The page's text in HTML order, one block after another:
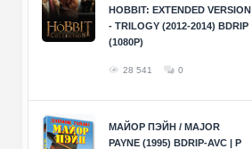
HOBBIT: EXTENDED VERSION
- TRILOGY (2012-2014) BDRIP
(1080P)
28 541 0
МАЙОР ПЭЙН / MAJOR
PAYNE (1995) BDRIP-AVC | P